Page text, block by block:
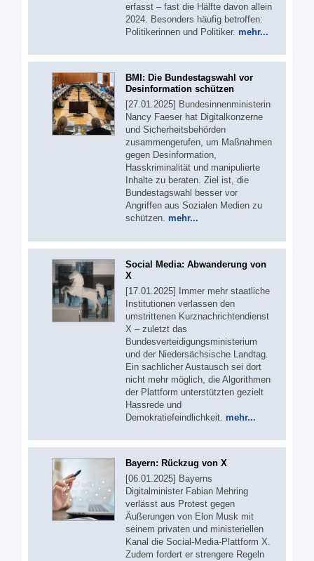
erfasst – fast die Hälfte davon allein
2024. Besonders häufig betroffen:
Politikerinnen und Politiker. mehr...
BMI: Die Bundestagswahl vor
Desinformation schützen
[27.01.2025] Bundesinnenministerin
Nancy Faeser hat Digitalkonzerne
und Sicherheitsbehörden
zusammengerufen, um Maßnahmen
gegen Desinformation,
Hasskriminalität und manipulierte
Inhalte zu beraten. Ziel ist, die
Bundestagswahl besser vor
Angriffen aus Sozialen Medien zu
schützen. mehr...
Social Media: Abwanderung von
X
[17.01.2025] Immer mehr staatliche
Institutionen verlassen den
umstrittenen Kurznachrichtendienst
X – zuletzt das
Bundesverteidigungsministerium
und der Niedersächsische Landtag.
Ein sachlicher Austausch sei dort
nicht mehr möglich, die Algorithmen
der Plattform unterstützten gezielt
Hassrede und
Demokratiefeindlichkeit. mehr...
Bayern: Rückzug von X
[06.01.2025] Bayerns
Digitalminister Fabian Mehring
verlässt aus Protest gegen
Äußerungen von Elon Musk mit
seinem privaten und ministeriellen
Kanal die Social-Media-Plattform X.
Zudem fordert er strengere Regeln